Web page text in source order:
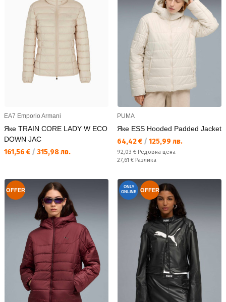
EA7 Emporio Armani
Яке TRAIN CORE LADY W ECO
DOWN JAC
Текуща цена:
161,56 € / 315,98 лв.
PUMA
Яке ESS Hooded Padded Jacket
Текуща цена:
64,42 € / 125,99 лв.
Редовна цена:
92,03 € Редовна цена
Спестявате:
27,61 € Разлика
OFFER
ONLY
ONLINE
OFFER